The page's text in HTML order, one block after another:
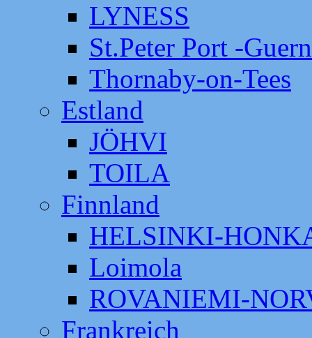
LYNESS
St.Peter Port -
Thornaby-on-Tees
Estland
JÖHVI
TOILA
Finnland
HELSINKI-
Loimola
ROVANIEMI-
Frankreich